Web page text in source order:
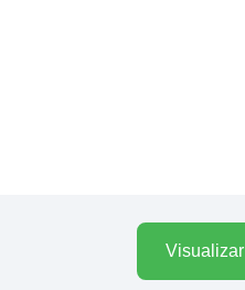
Visualizar